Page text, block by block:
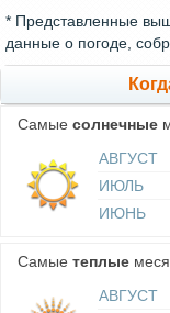
* Представленные
данные о погоде,
Самые солнечные
АВГУСТ
ИЮЛЬ
ИЮНЬ
Самые теплые
АВГУСТ